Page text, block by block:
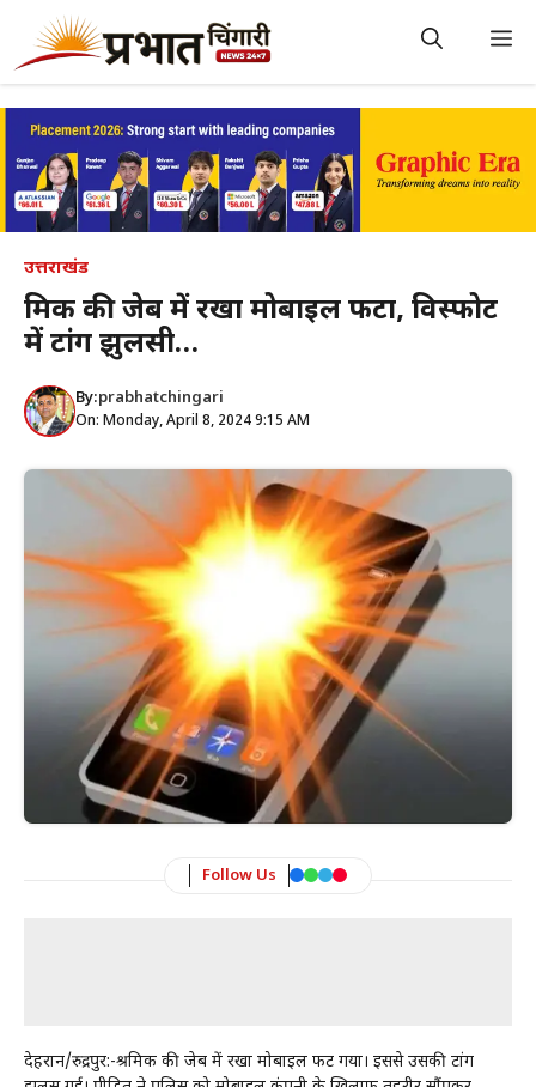
content
उत्तराखंड
श्रमिक की जेब में रखा मोबाइल फटा, विस्फोट
में टांग झुलसी…
By:prabhatchingari
On: Monday, April 8, 2024 9:15 AM
Follow Us
देहरादून/रुद्रपुर:-श्रमिक की जेब में रखा मोबाइल फट गया। इससे उसकी टांग